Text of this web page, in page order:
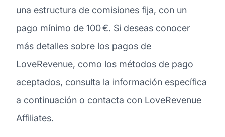
una estructura de comisiones fija, con un
pago mínimo de 100 €. Si deseas conocer
más detalles sobre los pagos de
LoveRevenue, como los métodos de pago
aceptados, consulta la información específica
a continuación o contacta con LoveRevenue
Affiliates.